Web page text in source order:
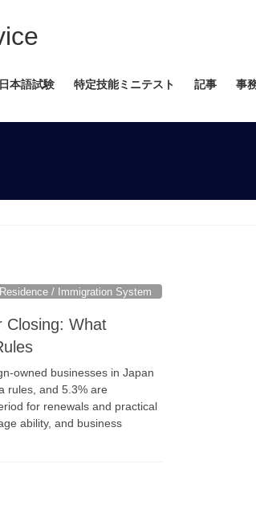
日本語試験 特定技能ミニテスト 記事 事
/ Immigration System
Closing: What
owned businesses in Japan
rules, and 5.3% are
for renewals and practical
ability, and business